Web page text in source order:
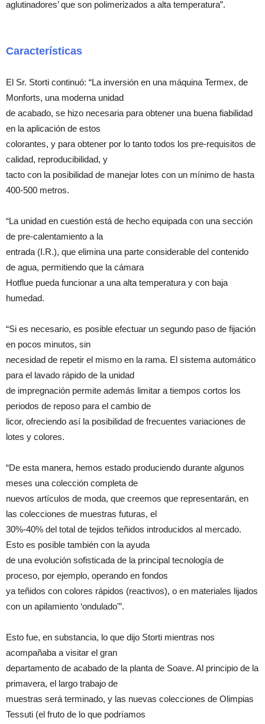
aglutinadores’ que son polimerizados a alta temperatura”.
Características
El Sr. Storti continuó: “La inversión en una máquina Termex, de
Monforts, una moderna unidad
de acabado, se hizo necesaria para obtener una buena fiabilidad
en la aplicación de estos
colorantes, y para obtener por lo tanto todos los pre-requisitos de
calidad, reproducibilidad, y
tacto con la posibilidad de manejar lotes con un mínimo de hasta
400-500 metros.
“La unidad en cuestión está de hecho equipada con una sección
de pre-calentamiento a la
entrada (I.R.), que elimina una parte considerable del contenido
de agua, permitiendo que la cámara
Hotflue pueda funcionar a una alta temperatura y con baja
humedad.
“Si es necesario, es posible efectuar un segundo paso de fijación
en pocos minutos, sin
necesidad de repetir el mismo en la rama. El sistema automático
para el lavado rápido de la unidad
de impregnación permite además limitar a tiempos cortos los
periodos de reposo para el cambio de
licor, ofreciendo así la posibilidad de frecuentes variaciones de
lotes y colores.
“De esta manera, hemos estado produciendo durante algunos
meses una colección completa de
nuevos artículos de moda, que creemos que representarán, en
las colecciones de muestras futuras, el
30%-40% del total de tejidos teñidos introducidos al mercado.
Esto es posible también con la ayuda
de una evolución sofisticada de la principal tecnología de
proceso, por ejemplo, operando en fondos
ya teñidos con colores rápidos (reactivos), o en materiales lijados
con un apilamiento ‘ondulado'”.
Esto fue, en substancia, lo que dijo Storti mientras nos
acompañaba a visitar el gran
departamento de acabado de la planta de Soave. Al principio de la
primavera, el largo trabajo de
muestras será terminado, y las nuevas colecciones de Olimpias
Tessuti (el fruto de lo que podríamos